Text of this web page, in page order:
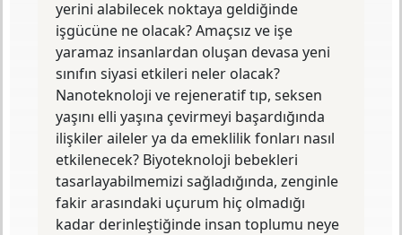
Yola "önemsiz bir hayvan" olarak çıkan
Homo sapiens, tanrılar katına ulaşmak
uğruna kendi sonunu mu hazırlıyor?
yerini alabilecek noktaya geldiğinde
işgücüne ne olacak? Amaçsız ve işe
yaramaz insanlardan oluşan devasa yeni
sınıfın siyasi etkileri neler olacak?
Nanoteknoloji ve rejeneratif tıp, seksen
yaşını elli yaşına çevirmeyi başardığında
ilişkiler aileler ya da emeklilik fonları nasıl
etkilenecek? Biyoteknoloji bebekleri
tasarlayabilmemizi sağladığında, zenginle
fakir arasındaki uçurum hiç olmadığı
kadar derinleştiğinde insan toplumu neye